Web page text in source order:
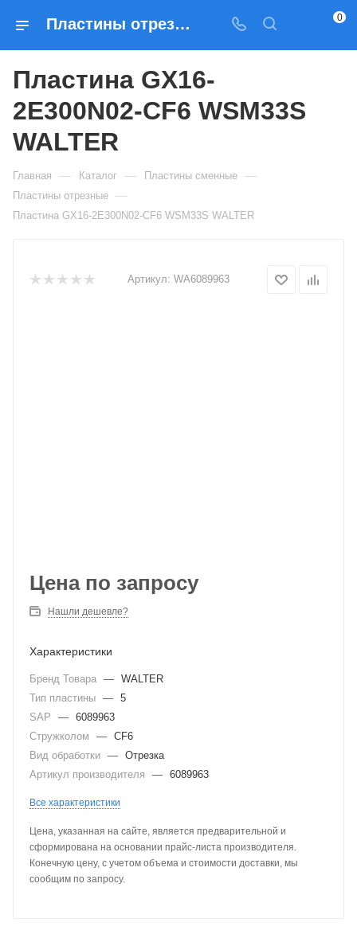
Пластины отрезные Пластина GX16-2E300N02-CF6 WSM33S WALTER — купить по выгодным ценам в Москве 0
Пластина GX16-
2E300N02-CF6 WSM33S
WALTER
Главная — Каталог — Пластины сменные —
Пластины отрезные —
Пластина GX16-2E300N02-CF6 WSM33S WALTER
Артикул: WA6089963
Цена по запросу
Нашли дешевле?
Характеристики
Бренд Товара — WALTER
Тип пластины — 5
SAP
— 6089963
Стружколом
— CF6
Вид обработки — Отрезка
Артикул производителя
— 6089963
Все характеристики
Цена, указанная на сайте, является предварительной и
сформирована на основании прайс-листа производителя.
Конечную цену, с учетом объема и стоимости доставки, мы
сообщим по запросу.